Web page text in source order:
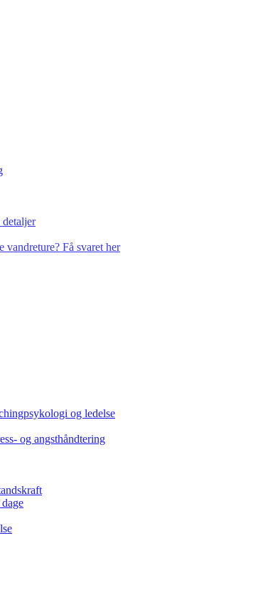
Få svaret her
og ledelse
og angsthåndtering